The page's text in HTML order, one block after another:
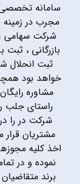
سامانه
مجرب در
شرکت سهامی
بازرگانی ،
ثبت انحلال
خواهد بود
مشاوره
راستای جلب
شرکت در را
مشتریان
اخذ کلیه
نموده و در
برند